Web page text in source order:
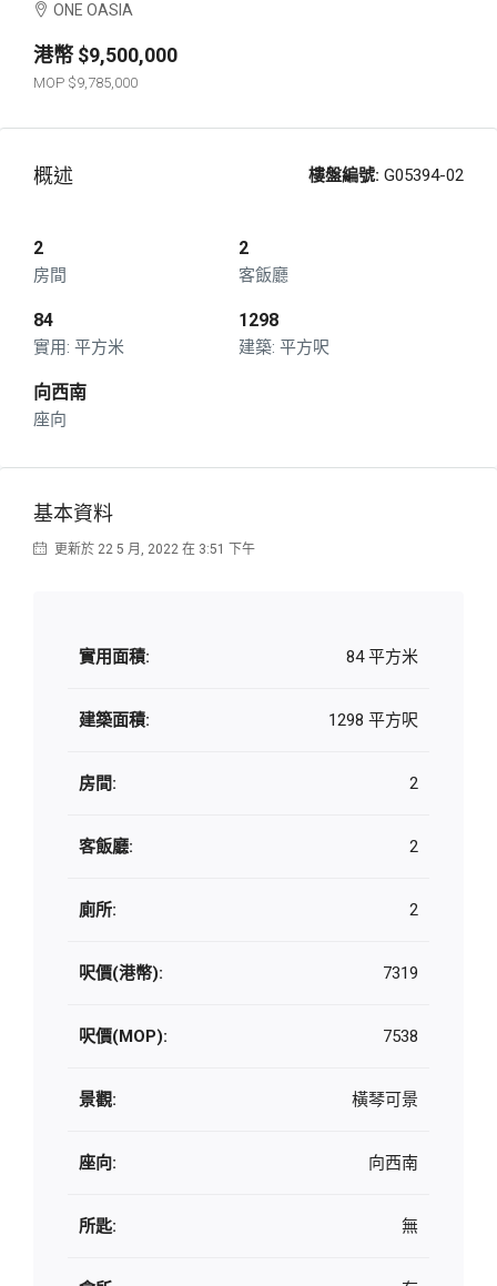
ONE OASIA
$9,500,000
$9,785,000
概述 樓盤編號: G05394-02
2
房間
2
客飯廳
84
平方米
1298
平方呎
向西南
座向
基本資料
更新於 22 5 月, 2022 在 3:51 下午
實用面積: 84 平方米
建築面積: 1298 平方呎
房間: 2
客飯廳: 2
廁所: 2
呎價(港幣): 7319
呎價(MOP): 7538
景觀: 橫琴可景
座向: 向西南
所匙: 無